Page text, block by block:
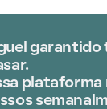
garantido
plataforma